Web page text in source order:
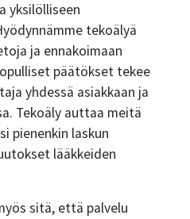
yksilölliseen
tekoälyä
ja ennakoimaan
päätökset tekee
yhdessä asiakkaan ja
Tekoäly auttaa meitä
pienenkin laskun
lääkkeiden
sitä, että palvelu